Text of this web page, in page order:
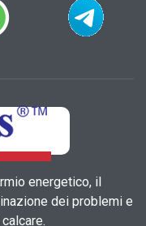
energetico, il
dei problemi e